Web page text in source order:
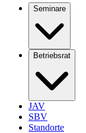
Seminare
Betriebsrat
JAV
SBV
Standorte